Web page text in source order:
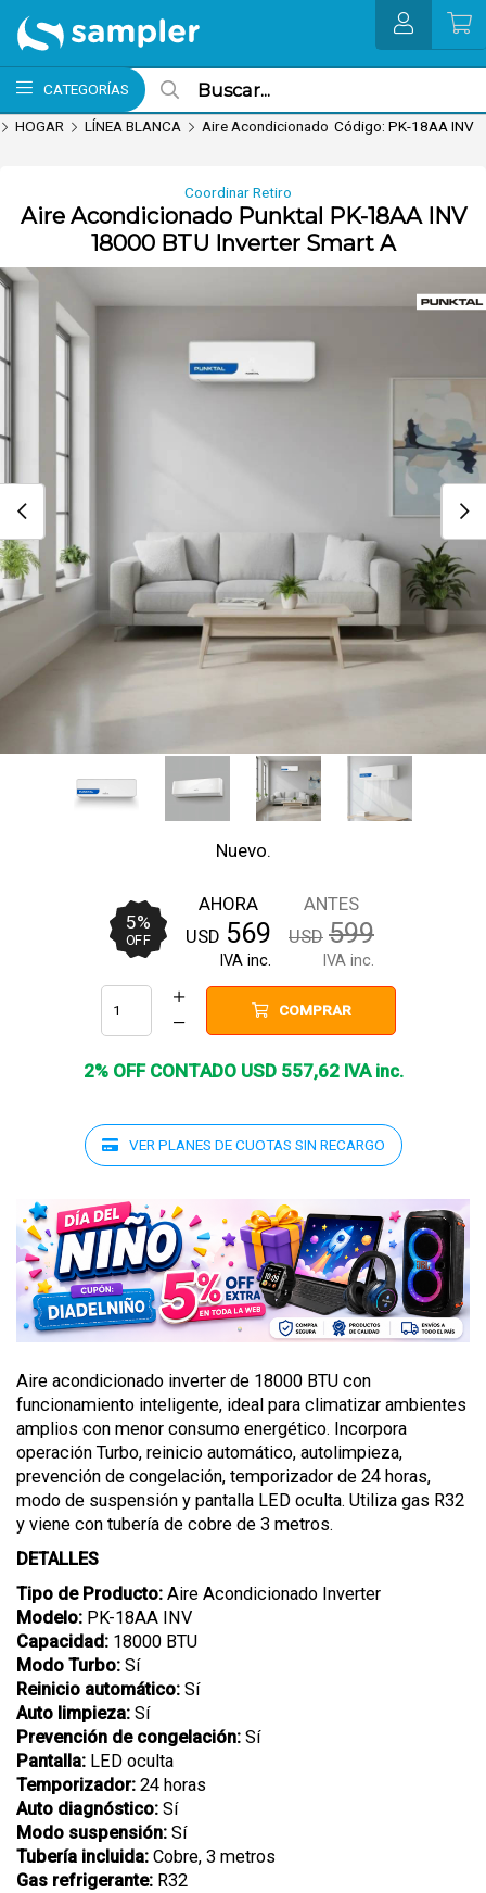
Enviar a email
CATEGORÍAS
MI COMPRA
HOGAR LÍNEA BLANCA Aire Acondicionado Código: PK-18AA INV
Coordinar Retiro
Aire Acondicionado Punktal PK-18AA INV
18000 BTU Inverter Smart A
Nuevo.
5%
OFF
ANTES
USD 599
IVA inc.
AHORA
USD 569
IVA inc.
COMPRAR
2% OFF CONTADO USD 557,62IVA inc.
VER PLANES DE CUOTAS SIN RECARGO
Aire acondicionado inverter de 18000 BTU con
funcionamiento inteligente, ideal para climatizar ambientes
amplios con menor consumo energético. Incorpora
operación Turbo, reinicio automático, autolimpieza,
prevención de congelación, temporizador de 24 horas,
modo de suspensión y pantalla LED oculta. Utiliza gas R32
y viene con tubería de cobre de 3 metros.
DETALLES
Tipo de Producto: Aire Acondicionado Inverter
Modelo: PK-18AA INV
Capacidad: 18000 BTU
Modo Turbo: Sí
Reinicio automático: Sí
Auto limpieza: Sí
Prevención de congelación: Sí
Pantalla: LED oculta
Temporizador: 24 horas
Auto diagnóstico: Sí
Modo suspensión: Sí
Tubería incluida: Cobre, 3 metros
Gas refrigerante: R32